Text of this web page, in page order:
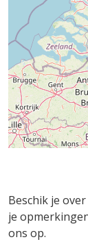
Beschik je
je
ons op.